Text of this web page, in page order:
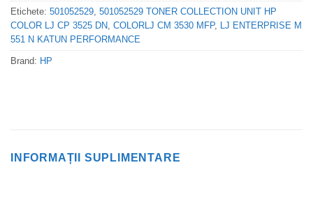
Etichete: 501052529, 501052529 TONER COLLECTION UNIT HP
COLOR LJ CP 3525 DN, COLORLJ CM 3530 MFP, LJ ENTERPRISE M
551 N KATUN PERFORMANCE
Brand: HP
INFORMAȚII SUPLIMENTARE